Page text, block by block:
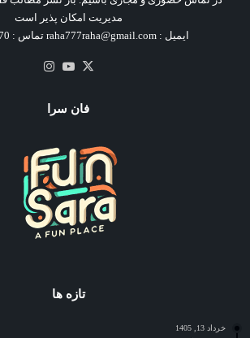
مدیریت امکان پذیر است
ایمیل : raha777raha@gmail.com تماس : 09002047070
X یوتیوب
فان سرا
تازه ها
خرداد 13, 1405